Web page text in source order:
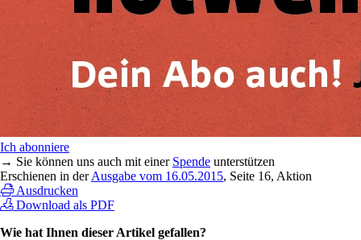
Ich abonniere
→ Sie können uns auch mit einer Spende unterstützen
Erschienen in derAusgabe vom 16.05.2015, Seite 16, Aktion
Ausdrucken
Download als PDF
Wie hat Ihnen dieser Artikel gefallen?